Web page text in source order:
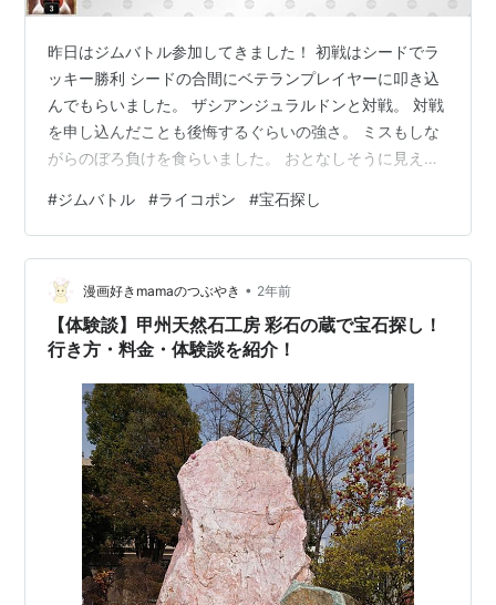
昨日はジムバトル参加してきました！ 初戦はシードでラ
ッキー勝利 シードの合間にベテランプレイヤーに叩き込
んでもらいました。 ザシアンジュラルドンと対戦。 対戦
を申し込んだことも後悔するぐらいの強さ。 ミスもしな
がらのぼろ負けを食らいました。 おとなしそうに見えた
こに負けました。なんか悔しい・・・。そこでメタモン
をイキリンコに変更。 私が今回持ち込んだのはライコポ
ンデッキ。 朝ポケカ飯さんのツイッターをのぞいて、シ
ティーで活躍されているデッキをコピーして今まで組ん
でいたデッキを構築しなおすというものでした。 そんな
に変わっておらず、スーパーエネル…
#ジムバトル #ライコポン #宝石探し
漫画好きmamaのつぶやき • 2年前
【体験談】甲州天然石工房 彩石の蔵で宝石探し！
行き方・料金・体験談を紹介！